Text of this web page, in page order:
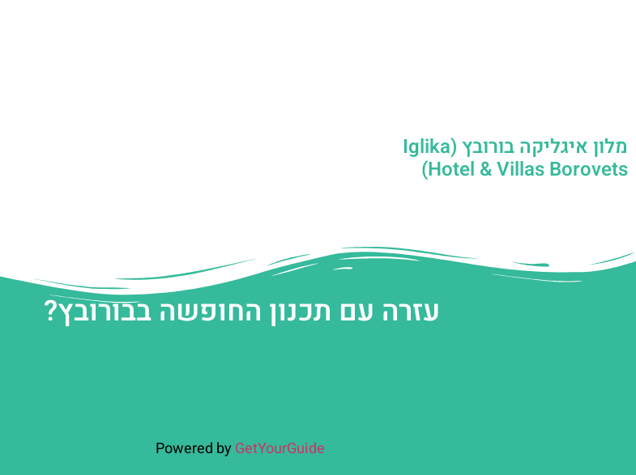
מלון איגליקה בורובץ (Iglika
Hotel & Villas Borovets)
עזרה עם תכנון החופשה בבורובץ?
Powered by GetYourGuide